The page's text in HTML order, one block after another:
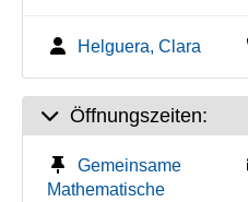
Helguera, Clara
Öffnungszeiten:
Gemeinsame
Mathematische